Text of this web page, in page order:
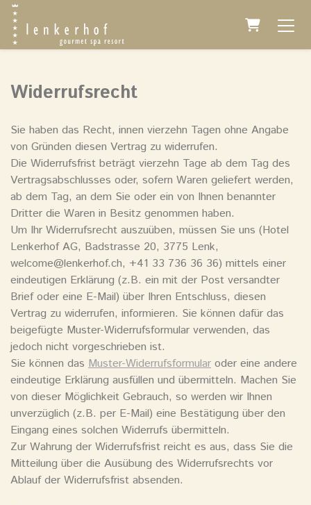
Widerrufsrecht
Sie haben das Recht, innen vierzehn Tagen ohne Angabe
von Gründen diesen Vertrag zu widerrufen.
Die Widerrufsfrist beträgt vierzehn Tage ab dem Tag des
Vertragsabschlusses oder, sofern Waren geliefert werden,
ab dem Tag, an dem Sie oder ein von Ihnen benannter
Dritter die Waren in Besitz genommen haben.
Um Ihr Widerrufsrecht auszuüben, müssen Sie uns (Hotel
Lenkerhof AG, Badstrasse 20, 3775 Lenk,
welcome@lenkerhof.ch, +41 33 736 36 36) mittels einer
eindeutigen Erklärung (z.B. ein mit der Post versandter
Brief oder eine E-Mail) über Ihren Entschluss, diesen
Vertrag zu widerrufen, informieren. Sie können dafür das
beigefügte Muster-Widerrufsformular verwenden, das
jedoch nicht vorgeschrieben ist.
Sie können das Muster-Widerrufsformular oder eine andere
eindeutige Erklärung ausfüllen und übermitteln. Machen Sie
von dieser Möglichkeit Gebrauch, so werden wir Ihnen
unverzüglich (z.B. per E-Mail) eine Bestätigung über den
Eingang eines solchen Widerrufs übermitteln.
Zur Wahrung der Widerrufsfrist reicht es aus, dass Sie die
Mitteilung über die Ausübung des Widerrufsrechts vor
Ablauf der Widerrufsfrist absenden.